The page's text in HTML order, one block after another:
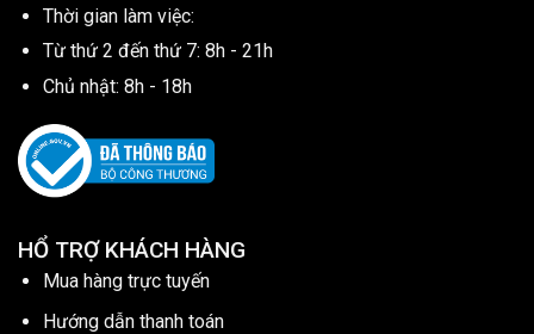
Thời gian làm việc:
Từ thứ 2 đến thứ 7: 8h - 21h
Chủ nhật: 8h - 18h
HỔ TRỢ KHÁCH HÀNG
Mua hàng trực tuyến
Hướng dẫn thanh toán